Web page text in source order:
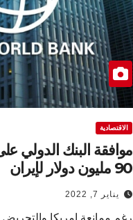
الاقتصادية
موافقة البنك الدولي
90 مليون دولار لإيران
يناير 7, 2022
رغم ممانعة امريكا